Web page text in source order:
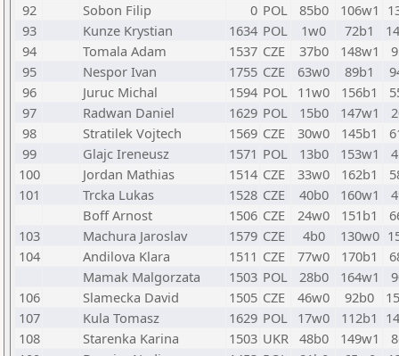
92
Sobon Filip 0 POL 85b0 106w1
93
Kunze Krystian 1634 POL 1w0 72b1
94
Tomala Adam 1537 CZE 37b0 148w1
95
Nespor Ivan 1755 CZE 63w0 89b1
96
Juruc Michal 1594 POL 11w0 156b1
97
Radwan Daniel 1629 POL 15b0 147w1
98
Stratilek Vojtech 1569 CZE 30w0 145b1
99
Glajc Ireneusz 1571 POL 13b0 153w1
100
Jordan Mathias 1514 CZE 33w0 162b1
101
Trcka Lukas 1528 CZE 40b0 160w1
Boff Arnost
1506 CZE 24w0 151b1
103
Machura Jaroslav 1579 CZE 4b0 130w0
104
Andilova Klara 1511 CZE 77w0 170b1
Mamak Malgorzata
1503 POL 28b0 164w1
106
Slamecka David 1505 CZE 46w0 92b0
107
Kula Tomasz 1629 POL 17w0 112b1
108
Starenka Karina 1503 UKR 48b0 149w1